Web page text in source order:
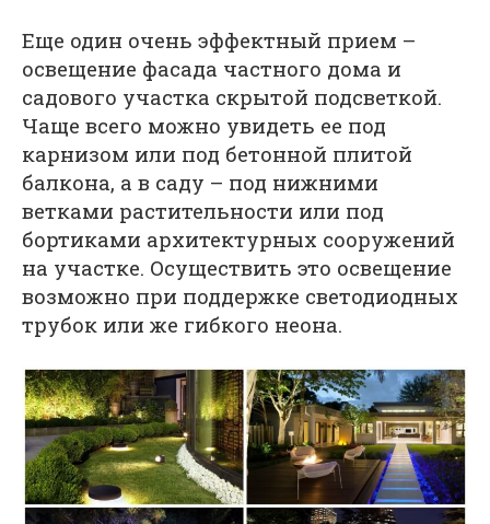
Еще один очень эффектный прием –
освещение фасада частного дома и
садового участка скрытой подсветкой.
Чаще всего можно увидеть ее под
карнизом или под бетонной плитой
балкона, а в саду – под нижними
ветками растительности или под
бортиками архитектурных сооружений
на участке. Осуществить это освещение
возможно при поддержке светодиодных
трубок или же гибкого неона.